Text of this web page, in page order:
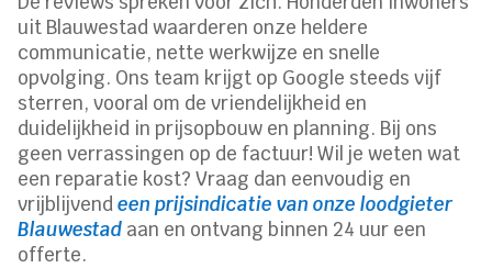
uit Blauwestad waarderen onze heldere
communicatie, nette werkwijze en snelle
opvolging. Ons team krijgt op Google steeds vijf
sterren, vooral om de vriendelijkheid en
duidelijkheid in prijsopbouw en planning. Bij ons
geen verrassingen op de factuur! Wil je weten wat
een reparatie kost? Vraag dan eenvoudig en
vrijblijvendeen prijsindicatie van onze loodgieter
Blauwestad aan en ontvang binnen 24 uur een
offerte.